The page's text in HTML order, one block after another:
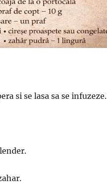
si se lasa sa se infuzeze.